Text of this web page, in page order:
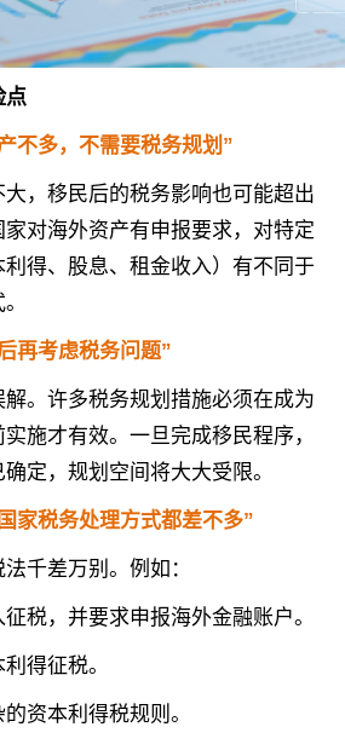
多，不需要税务规划”
移民后的税务影响也可能超出
对海外资产有申报要求，对特定
得、股息、租金收入）有不同于
考虑税务问题”
许多税务规划措施必须在成为
施才有效。一旦完成移民程序，
定，规划空间将大大受限。
税务处理方式都差不多”
差万别。例如：
，并要求申报海外金融账户。
得征税。
本利得税规则。